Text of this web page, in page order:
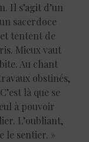
Il s’agit d’un
sacerdoce
tentent de
Mieux vaut
Au chant
obstinés,
là que se
à pouvoir
L’oubliant,
le sentier. »